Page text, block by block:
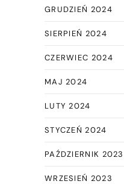
GRUDZIEŃ 2024
SIERPIEŃ 2024
CZERWIEC 2024
MAJ 2024
LUTY 2024
STYCZEŃ 2024
PAŹDZIERNIK 2023
WRZESIEŃ 2023